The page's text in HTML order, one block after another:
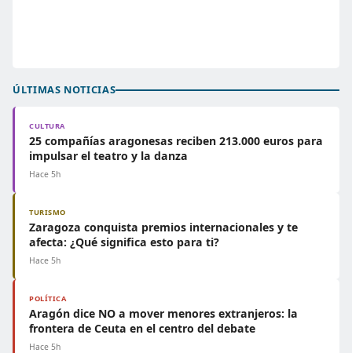
ÚLTIMAS NOTICIAS
CULTURA
25 compañías aragonesas reciben 213.000 euros para
impulsar el teatro y la danza
Hace 5h
TURISMO
Zaragoza conquista premios internacionales y te
afecta: ¿Qué significa esto para ti?
Hace 5h
POLÍTICA
Aragón dice NO a mover menores extranjeros: la
frontera de Ceuta en el centro del debate
Hace 5h